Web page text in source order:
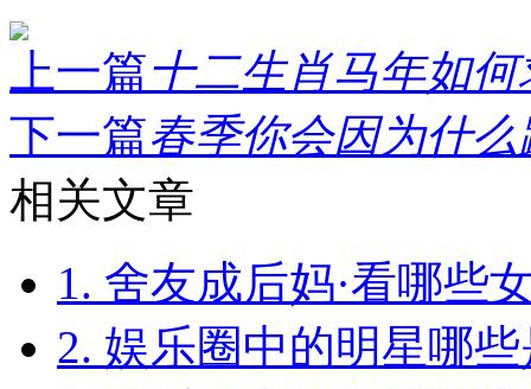
上一篇十二生肖马年如何
下一篇春季你会因为什么
相关文章
1. 舍友成后妈·看哪些
2. 娱乐圈中的明星哪